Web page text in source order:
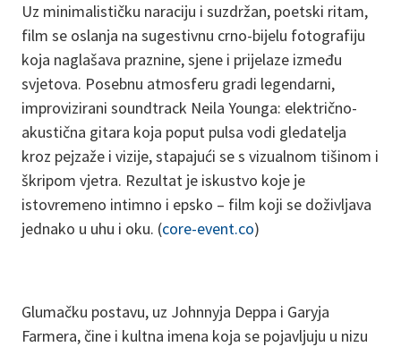
Uz minimalističku naraciju i suzdržan, poetski ritam,
film se oslanja na sugestivnu crno-bijelu fotografiju
koja naglašava praznine, sjene i prijelaze između
svjetova. Posebnu atmosferu gradi legendarni,
improvizirani soundtrack Neila Younga: električno-
akustična gitara koja poput pulsa vodi gledatelja
kroz pejzaže i vizije, stapajući se s vizualnom tišinom i
škripom vjetra. Rezultat je iskustvo koje je
istovremeno intimno i epsko – film koji se doživljava
jednako u uhu i oku. (core-event.co)
Glumačku postavu, uz Johnnyja Deppa i Garyja
Farmera, čine i kultna imena koja se pojavljuju u nizu